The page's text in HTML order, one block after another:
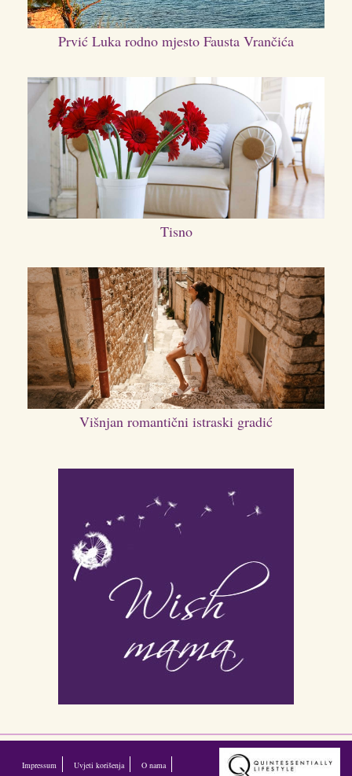
Prvić Luka rodno mjesto Fausta Vrančića
Tisno
Višnjan romantični istraski gradić
Impressum Uvjeti korišenja O nama